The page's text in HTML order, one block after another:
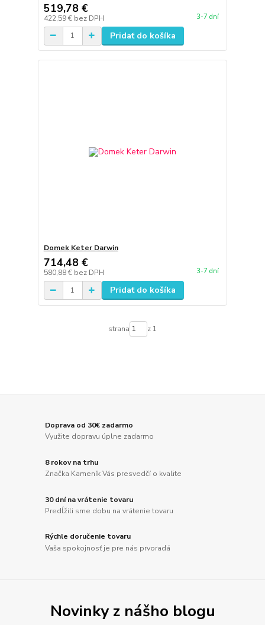
519,78 €
422,59 € bez DPH 3-7 dní
Pridať do košíka
Domek Keter Darwin
714,48 €
580,88 € bez DPH 3-7 dní
Pridať do košíka
strana z 1
Doprava od 30€ zadarmo
Využite dopravu úplne zadarmo
8 rokov na trhu
Značka Kameník Vás presvedčí o kvalite
30 dní na vrátenie tovaru
Predĺžili sme dobu na vrátenie tovaru
Rýchle doručenie tovaru
Vaša spokojnosť je pre nás prvoradá
Novinky z nášho blogu